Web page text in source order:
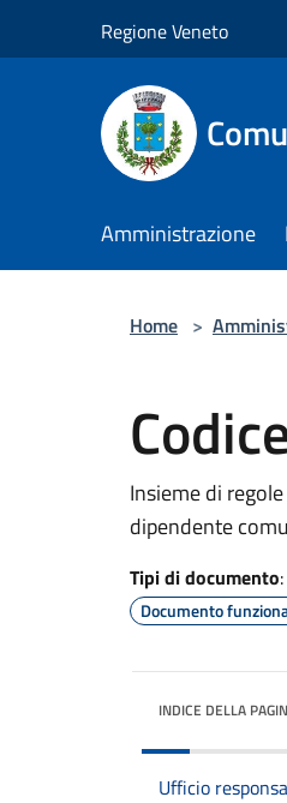
Regione Veneto
Amministrazione
Home >
Insieme di
dipendente
Tipi di documento:
Documento
INDICE DELLA
Ufficio